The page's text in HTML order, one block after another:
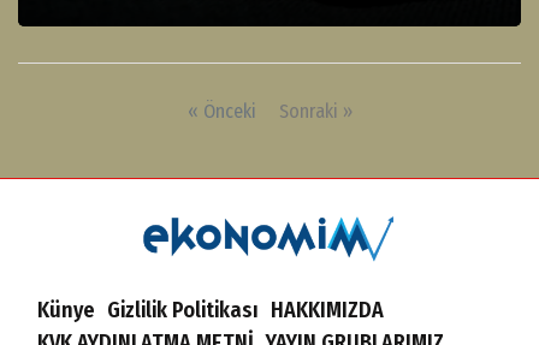
« Önceki Sonraki »
Künye Gizlilik Politikası HAKKIMIZDA